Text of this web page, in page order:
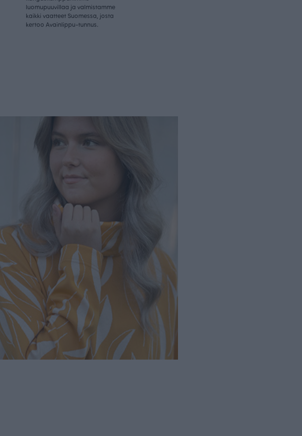
luomupuuvillaa ja valmistamme
kaikki vaatteet Suomessa, josta
kertoo Avainlippu-tunnus.